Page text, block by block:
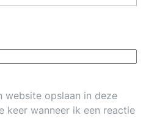
website opslaan in deze
keer wanneer ik een reactie